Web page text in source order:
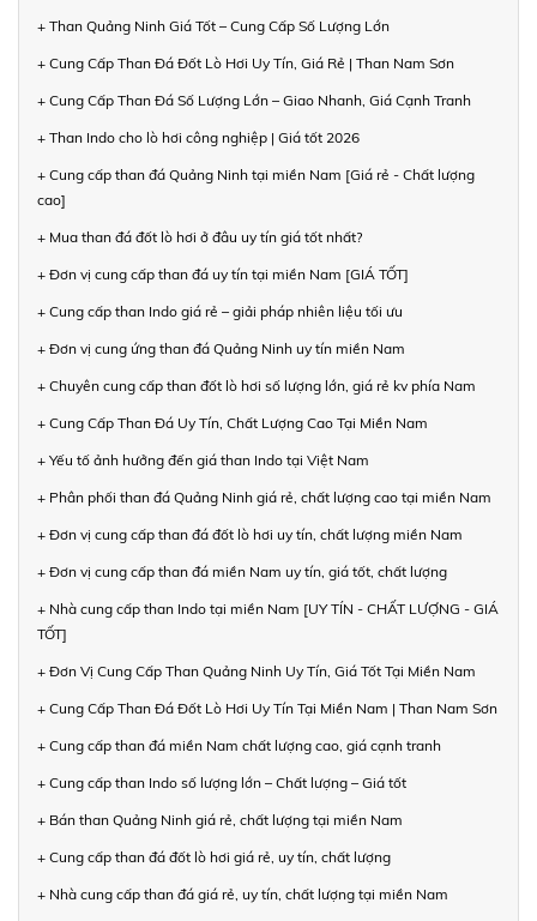
+ Than Quảng Ninh Giá Tốt – Cung Cấp Số Lượng Lớn
+ Cung Cấp Than Đá Đốt Lò Hơi Uy Tín, Giá Rẻ | Than Nam Sơn
+ Cung Cấp Than Đá Số Lượng Lớn – Giao Nhanh, Giá Cạnh Tranh
+ Than Indo cho lò hơi công nghiệp | Giá tốt 2026
+ Cung cấp than đá Quảng Ninh tại miền Nam [Giá rẻ - Chất lượng
cao]
+ Mua than đá đốt lò hơi ở đâu uy tín giá tốt nhất?
+ Đơn vị cung cấp than đá uy tín tại miền Nam [GIÁ TỐT]
+ Cung cấp than Indo giá rẻ – giải pháp nhiên liệu tối ưu
+ Đơn vị cung ứng than đá Quảng Ninh uy tín miền Nam
+ Chuyên cung cấp than đốt lò hơi số lượng lớn, giá rẻ kv phía Nam
+ Cung Cấp Than Đá Uy Tín, Chất Lượng Cao Tại Miền Nam
+ Yếu tố ảnh hưởng đến giá than Indo tại Việt Nam
+ Phân phối than đá Quảng Ninh giá rẻ, chất lượng cao tại miền Nam
+ Đơn vị cung cấp than đá đốt lò hơi uy tín, chất lượng miền Nam
+ Đơn vị cung cấp than đá miền Nam uy tín, giá tốt, chất lượng
+ Nhà cung cấp than Indo tại miền Nam [UY TÍN - CHẤT LƯỢNG - GIÁ
TỐT]
+ Đơn Vị Cung Cấp Than Quảng Ninh Uy Tín, Giá Tốt Tại Miền Nam
+ Cung Cấp Than Đá Đốt Lò Hơi Uy Tín Tại Miền Nam | Than Nam Sơn
+ Cung cấp than đá miền Nam chất lượng cao, giá cạnh tranh
+ Cung cấp than Indo số lượng lớn – Chất lượng – Giá tốt
+ Bán than Quảng Ninh giá rẻ, chất lượng tại miền Nam
+ Cung cấp than đá đốt lò hơi giá rẻ, uy tín, chất lượng
+ Nhà cung cấp than đá giá rẻ, uy tín, chất lượng tại miền Nam